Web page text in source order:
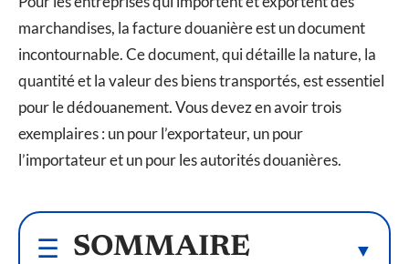
marchandises, la facture douanière est un document
incontournable. Ce document, qui détaille la nature, la
quantité et la valeur des biens transportés, est essentiel
pour le dédouanement. Vous devez en avoir trois
exemplaires : un pour l’exportateur, un pour
l’importateur et un pour les autorités douanières.
SOMMAIRE